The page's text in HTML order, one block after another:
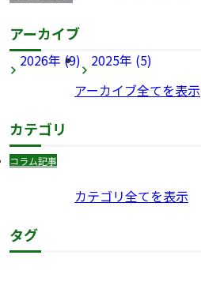
アーカイブ
2026年 (9)
2025年 (5)
アーカイブ全てを表示
カテゴリ
コラム記事
カテゴリ全てを表示
タグ